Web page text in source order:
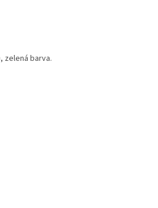
zelená barva.